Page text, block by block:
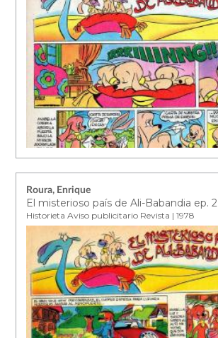
Roura, Enrique
El misterioso país de Ali-Babandia ep. 2
Historieta Aviso publicitario Revista | 1978